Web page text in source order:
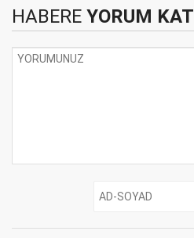
HABERE YORUM KAT